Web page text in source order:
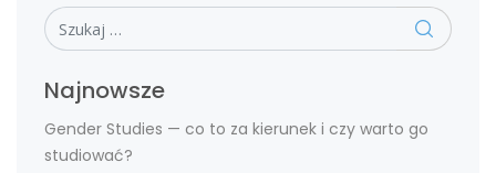
Szukaj
Najnowsze
Gender Studies — co to za kierunek i czy warto go
studiować?